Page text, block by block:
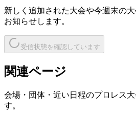
新しく追加された大会や今週末の大
お知らせします。
受信状態を確認しています
関連ページ
会場・団体・近い日程のプロレス
す。